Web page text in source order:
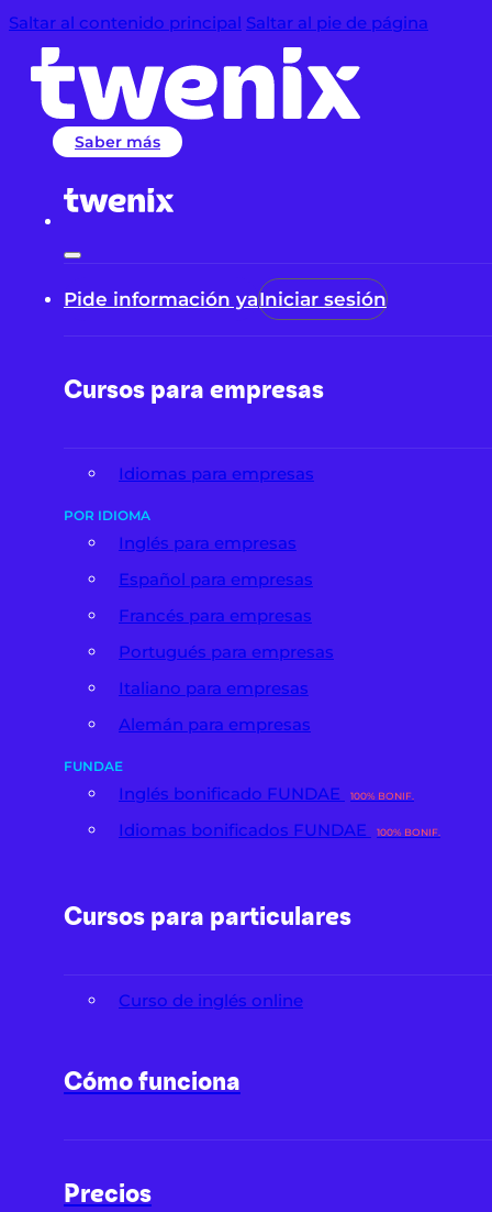
Saltar al contenido principal Saltar al pie de página
Saber más
Pide información yaIniciar sesión
Cursos para empresas
Idiomas para empresas
POR IDIOMA
Inglés para empresas
Español para empresas
Francés para empresas
Portugués para empresas
Italiano para empresas
Alemán para empresas
FUNDAE
Inglés bonificado FUNDAE 100% BONIF.
Idiomas bonificados FUNDAE 100% BONIF.
Cursos para particulares
Curso de inglés online
Cómo funciona
Precios